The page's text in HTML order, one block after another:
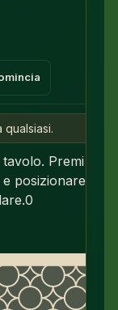
qualsiasi.
Premi
posizionare le
0